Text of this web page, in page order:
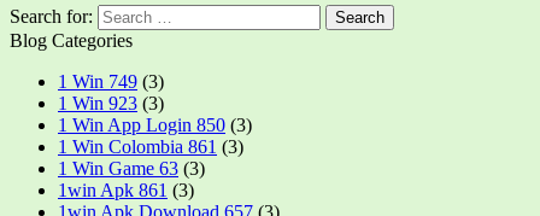
Search for:
Blog Categories
1 Win 749 (3)
1 Win 923 (3)
1 Win App Login 850 (3)
1 Win Colombia 861 (3)
1 Win Game 63 (3)
1win Apk 861 (3)
1win Apk Download 657 (3)